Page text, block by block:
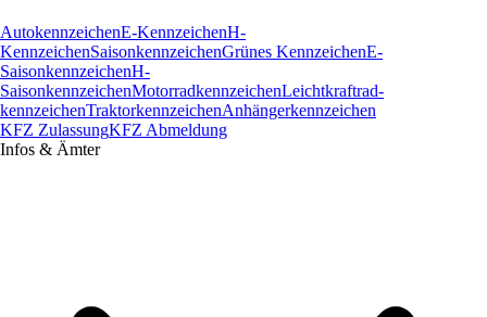
AutokennzeichenE-KennzeichenH-
KennzeichenSaisonkennzeichenGrünes KennzeichenE-
SaisonkennzeichenH-
SaisonkennzeichenMotorradkennzeichenLeichtkraftrad­
kennzeichenTraktorkennzeichenAnhängerkennzeichen
KFZ ZulassungKFZ Abmeldung
Infos & Ämter